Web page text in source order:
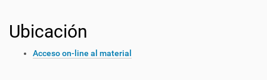
Ubicación
Acceso on-line al material